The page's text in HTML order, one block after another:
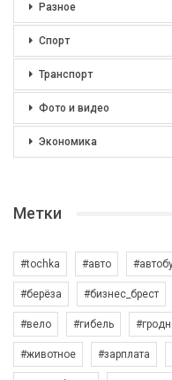
Разное
Спорт
Транспорт
Фото и видео
Экономика
Метки
#tochka #авто
#берёза #бизнес_брест
#вело #гибель
#животное #зарплата